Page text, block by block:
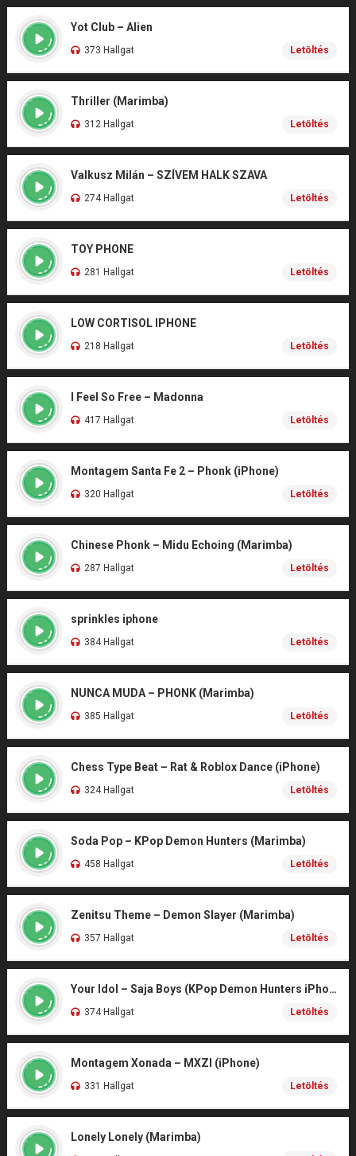
Yot Club – Alien
373 Hallgat Letöltés
Thriller (Marimba)
312 Hallgat Letöltés
Valkusz Milán – SZÍVEM HALK SZAVA
274 Hallgat Letöltés
TOY PHONE
281 Hallgat Letöltés
LOW CORTISOL IPHONE
218 Hallgat Letöltés
I Feel So Free – Madonna
417 Hallgat Letöltés
Montagem Santa Fe 2 – Phonk (iPhone)
320 Hallgat Letöltés
Chinese Phonk – Midu Echoing (Marimba)
287 Hallgat Letöltés
sprinkles iphone
384 Hallgat Letöltés
NUNCA MUDA – PHONK (Marimba)
385 Hallgat Letöltés
Chess Type Beat – Rat & Roblox Dance (iPhone)
324 Hallgat Letöltés
Soda Pop – KPop Demon Hunters (Marimba)
458 Hallgat Letöltés
Zenitsu Theme – Demon Slayer (Marimba)
357 Hallgat Letöltés
Your Idol – Saja Boys (KPop Demon Hunters iPhone)
374 Hallgat Letöltés
Montagem Xonada – MXZI (iPhone)
331 Hallgat Letöltés
Lonely Lonely (Marimba)